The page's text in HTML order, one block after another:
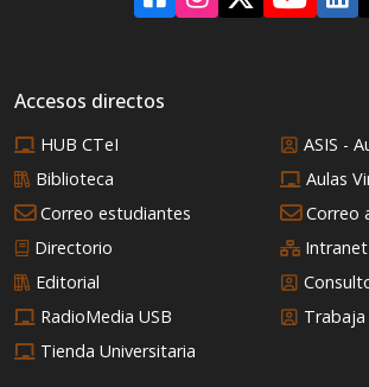
Accesos directos
HUB CTeI
ASIS -
Biblioteca
Aulas
Correo estudiantes
Correo
Directorio
Intranet
Editorial
RadioMedia USB
Tienda Universitaria